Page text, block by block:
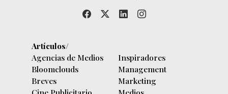
Artículos/
Agencias de Medios
Bloomclouds
Breves
Inspiradores
Management
Marketing